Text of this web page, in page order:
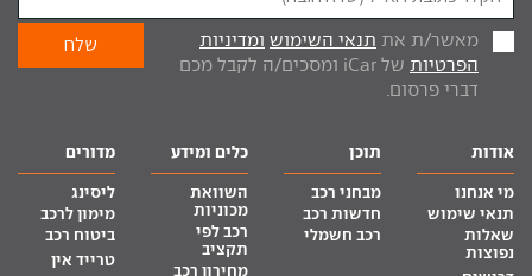
מאשר/ת את תנאי השימוש ומדיניות
הפרטיות
של iCar ומסכים/ה לקבל מכם
דברי פרסום.
אודות
מי אנחנו
תנאי שימוש
שאלות
נפוצות
תוכן
מבחני רכב
חדשות רכב
רכב חשמלי
כלים ומידע
השוואת
מכוניות
רכב לפי
תקציב
מחירון רכב
מדורים
ליסינג
מימון לרכב
ביטוח רכב
טרייד אין